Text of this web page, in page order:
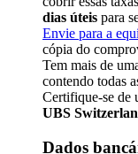
dias úteis para
Envie para a
cópia do
Tem mais de
contendo todas
Certifique-se de
UBS
Dados